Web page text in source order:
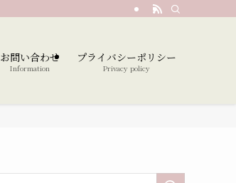
お問い合わせ
Information
プライバシーポリシー
Privacy policy